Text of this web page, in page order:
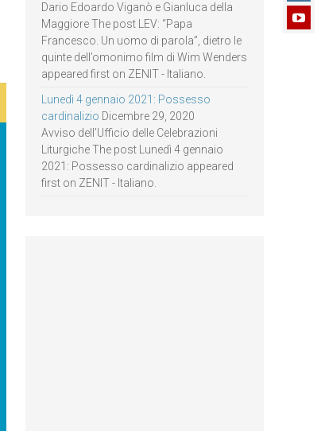
Dario Edoardo Viganò e Gianluca della
Maggiore The post LEV: “Papa
Francesco. Un uomo di parola”, dietro le
quinte dell’omonimo film di Wim Wenders
appeared first on ZENIT - Italiano.
Lunedì 4 gennaio 2021: Possesso
cardinalizio Dicembre 29, 2020
Avviso dell’Ufficio delle Celebrazioni
Liturgiche The post Lunedì 4 gennaio
2021: Possesso cardinalizio appeared
first on ZENIT - Italiano.